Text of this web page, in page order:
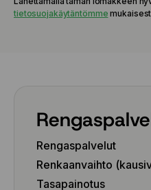
tietosuojakäytäntömme
Rengaspalvelut
Renkaanvaihto
Tasapainotus